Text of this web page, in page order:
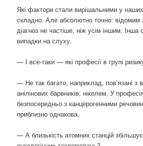
Які фактори стали вирішальними у наших
складно. Але абсолютно точно:
діагноз не частіше, ніж усім іншим. Інша
випадки на слуху.
— І все-таки — які професії в групі
— Не так багато, наприклад, пов’язані з
анілінових барвників, нікелем. У
безпосередньо з канцерогенними
приблизно однакова.
— А близькість атомних станцій